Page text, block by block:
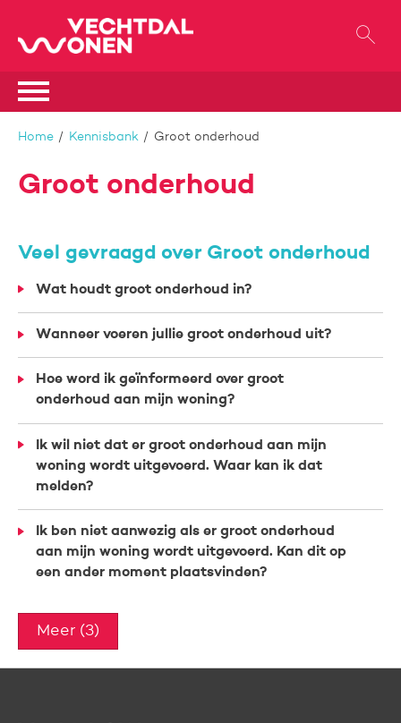
Naar hoofdinhoud
Naar hoofdnavigatiemenu
Naar zoeken
Naar de homepage
Ga naar Hoofd
Home Kennisbank Groot onderhoud
Groot onderhoud
Veel gevraagd over Groot onderhoud
Wat houdt groot onderhoud in?
Wanneer voeren jullie groot onderhoud uit?
Hoe word ik geïnformeerd over groot
onderhoud aan mijn woning?
woning wordt uitgevoerd. Waar kan ik dat
melden?
aan mijn woning wordt uitgevoerd. Kan dit op
een ander moment plaatsvinden?
Meer (3)